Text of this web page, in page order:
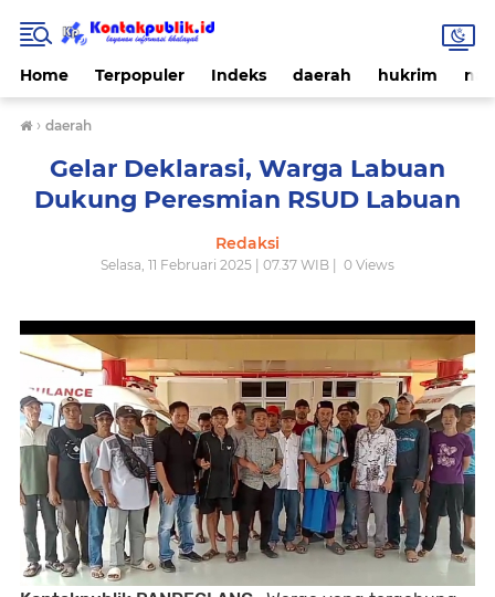
Home Terpopuler Indeks daerah hukrim
› daerah
Gelar Deklarasi, Warga Labuan
Dukung Peresmian RSUD Labuan
Redaksi
Selasa, 11 Februari 2025 | 07.37 WIB | 0 Views